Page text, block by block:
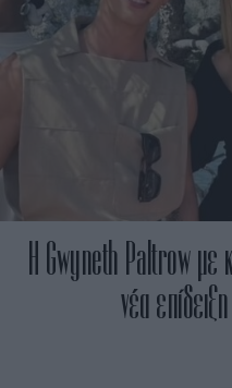
H Gwyneth Paltrow με
νέα